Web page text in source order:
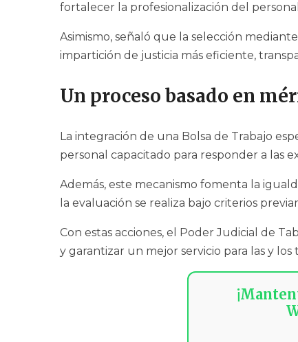
fortalecer la profesionalización del
Asimismo, señaló que la selección
impartición de justicia más eficiente,
Un proceso basado en
La integración de una Bolsa de Trabajo
personal capacitado para responder a las
Además, este mecanismo fomenta la
la evaluación se realiza bajo criterios
Con estas acciones, el Poder Judicial de
y garantizar un mejor servicio para las y los